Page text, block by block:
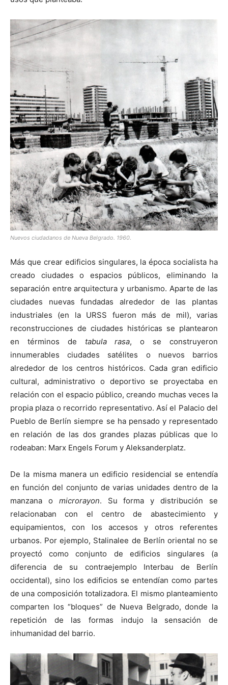
Nuevos ciudadanos de Nueva Belgrado. 1960.
Más que crear edificios singulares, la época socialista ha
creado ciudades o espacios públicos, eliminando la
separación entre arquitectura y urbanismo. Aparte de las
ciudades nuevas fundadas alrededor de las plantas
industriales (en la URSS fueron más de mil), varias
reconstrucciones de ciudades históricas se plantearon
en términos de tabula rasa, o se construyeron
innumerables ciudades satélites o nuevos barrios
alrededor de los centros históricos. Cada gran edificio
cultural, administrativo o deportivo se proyectaba en
relación con el espacio público, creando muchas veces la
propia plaza o recorrido representativo. Así el Palacio del
Pueblo de Berlín siempre se ha pensado y representado
en relación de las dos grandes plazas públicas que lo
rodeaban: Marx Engels Forum y Aleksanderplatz.
De la misma manera un edificio residencial se entendía
en función del conjunto de varias unidades dentro de la
manzana o microrayon. Su forma y distribución se
relacionaban con el centro de abastecimiento y
equipamientos, con los accesos y otros referentes
urbanos. Por ejemplo, Stalinalee de Berlín oriental no se
proyectó como conjunto de edificios singulares (a
diferencia de su contraejemplo Interbau de Berlín
occidental), sino los edificios se entendían como partes
de una composición totalizadora. El mismo planteamiento
comparten los “bloques” de Nueva Belgrado, donde la
repetición de las formas indujo la sensación de
inhumanidad del barrio.